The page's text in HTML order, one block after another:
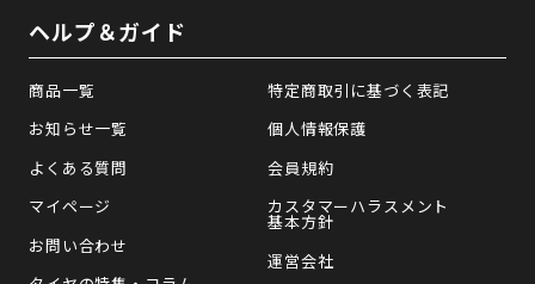
ヘルプ＆ガイド
商品一覧
お知らせ一覧
よくある質問
マイページ
お問い合わせ
特定商取引に基づく表記
個人情報保護
会員規約
カスタマーハラスメント
基本方針
運営会社